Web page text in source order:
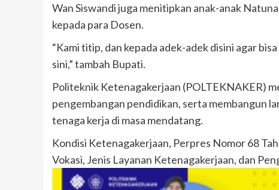
Wan Siswandi juga menitipkan anak-anak
kepada para Dosen.
“Kami titip, dan kepada adek-adek disini agar
sini,” tambah Bupati.
Politeknik Ketenagakerjaan (POLTEKNAKER)
pengembangan pendidikan, serta membangun
tenaga kerja di masa mendatang.
Kondisi Ketenagakerjaan, Perpres Nomor 68
Vokasi, Jenis Layanan Ketenagakerjaan, dan